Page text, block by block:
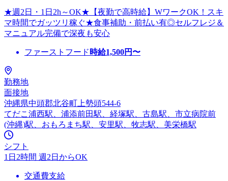
★週2日・1日2h～OK★【夜勤で高時給】WワークOK！スキ
マ時間でガッツリ稼ぐ★食事補助・前払い有◎セルフレジ＆
マニュアル完備で深夜も安心
ファーストフード 時給1,500円〜
勤務地
面接地
沖縄県中頭郡北谷町上勢頭544-6
てだこ浦西駅、浦添前田駅、経塚駅、古島駅、市立病院前
(沖縄)駅、おもろまち駅、安里駅、牧志駅、美栄橋駅
シフト
1日2時間 週2日からOK
交通費支給